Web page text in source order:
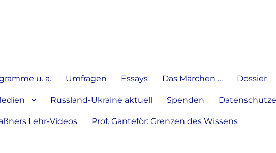
u. a. Umfragen Essays Das Märchen … Dossier
Russland-Ukraine aktuell Spenden
Lehr-Videos Prof. Ganteför: Grenzen des Wissens